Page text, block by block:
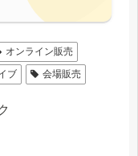
オンライン販売
ブ 会場販売